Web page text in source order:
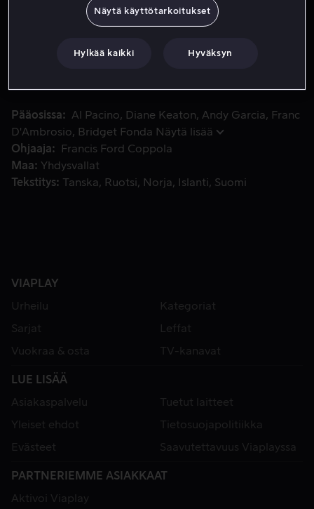
Francis Ford Coppola julkaisee uuden leikkaus- ja
Francis Ford Coppola julkaisee uuden leikkaus- ja
Corleone koettaa irrottaa perheensä rikosten
Pääosissa Al Pacino Diane Keaton Andy Garcia
Franc
D'Ambrosio
Bridget Fonda Näytä lisää
Ohjaaja
Francis Ford Coppola
Maa
Yhdysvallat
Tekstitys
Tanska Ruotsi Norja Islanti Suomi
VIAPLAY
Urheilu
Kategoriat
Sarjat
Leffat
Vuokraa & osta
TV-kanavat
LUE LISÄÄ
Asiakaspalvelu
Tuetut laitteet
Yleiset ehdot
Tietosuojapolitiikka
Evästeet
Saavutettavuus Viaplayssa
PARTNERIEMME ASIAKKAAT
Aktivoi Viaplay
Näytä käyttötarkoitukset
Hylkää kaikki Hyväksyn